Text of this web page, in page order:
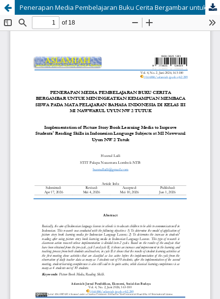
Penerapan Media Pembelajaran Buku Cerita Bergambar untuk Meningkatkan Kemampuan Membaca Siswa Pada Mata Pelajaran Bahasa Indonesia di Kelas III MI Nawwarul Uyun Nw 2 Tutuk